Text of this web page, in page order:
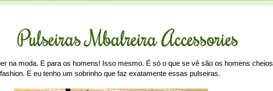
Pulseiras Mbalreira Accessories
na moda. E para os homens! Isso mesmo. É só o que se vê são os homens cheios
E eu tenho um sobrinho que faz exatamente essas pulseiras.